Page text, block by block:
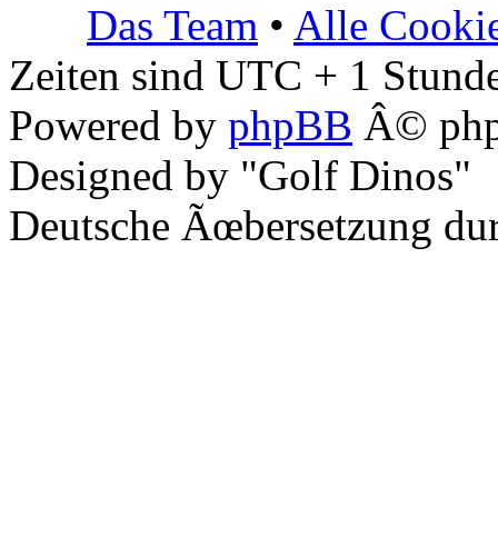
Das Team • Alle
Zeiten sind UTC + 1
Powered by phpBB Â©
Designed by "Golf Dinos"
Deutsche Ãœbersetzung